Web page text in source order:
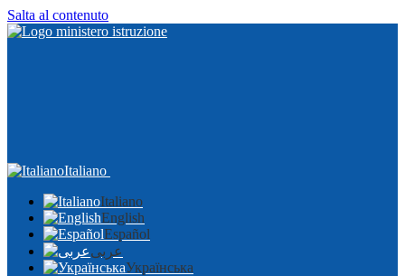
Salta al contenuto
Italiano
Italiano
English
Español
عربى
Українська